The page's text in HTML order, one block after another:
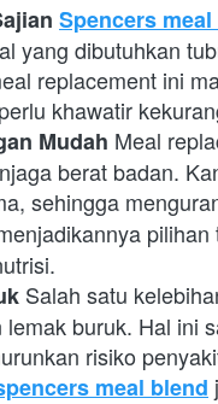
Spencers
yang dibutuhkan
replacement ini
khawatir
Mudah Meal
berat badan.
sehingga
Salah satu
buruk. Hal ini
risiko
meal blend